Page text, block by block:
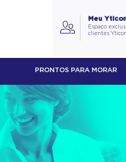
Meu
Espaço
clientes
PRONTOS PARA MORAR